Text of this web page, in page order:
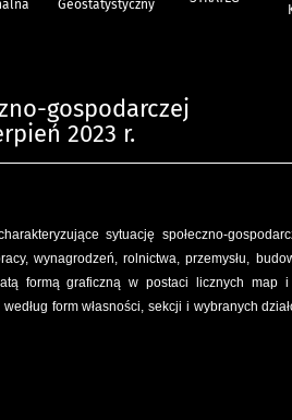
Geostatystyczny
gospodarczej
2023 r.
sytuację społeczno-
wynagrodzeń, rolnictwa, przemysłu,
formą graficzną w postaci licznych map i
form własności, sekcji i wybranych